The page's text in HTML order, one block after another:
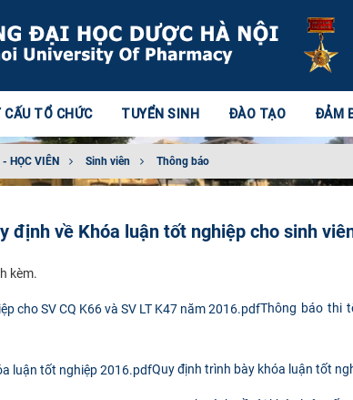
CẤU TỔ CHỨC TUYỂN SINH ĐÀO TẠO ĐẢM
HỌC VIÊN Sinh viên Thông báo
định về Khóa luận tốt nghiệp cho sinh
kèm.
Thông báo thi
Quy định trình bày khóa luận tốt